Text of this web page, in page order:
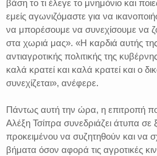
βάση το τι έλεγε το μνημόνιο και
εμείς αγωνιζόμαστε για να
να μπορέσουμε να συνεχίσουμε να
στα χωριά μας». «Η καρδιά αυτής της
αντιαγροτικής πολιτικής της
καλά κρατεί και καλά κρατεί και ο
συνεχίζεται», ανέφερε.
Πάντως αυτή την ώρα, η επιτροπή
Αλέξη Τσίπρα συνεδριάζει άτυπα σε
προκειμένου να συζητηθούν και να
βήματα όσον αφορά τις αγροτικές